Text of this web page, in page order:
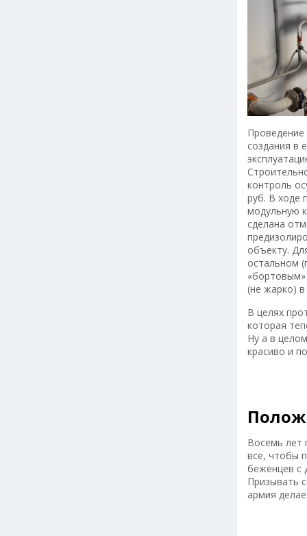
создания в
контроль
руб. В ходе
модульную
сделана
объекту.
остальном
(не жарко)
В целях
которая
Ну а в
красиво и
Восемь лет
все, чтобы
беженцев с
Призывать
армия